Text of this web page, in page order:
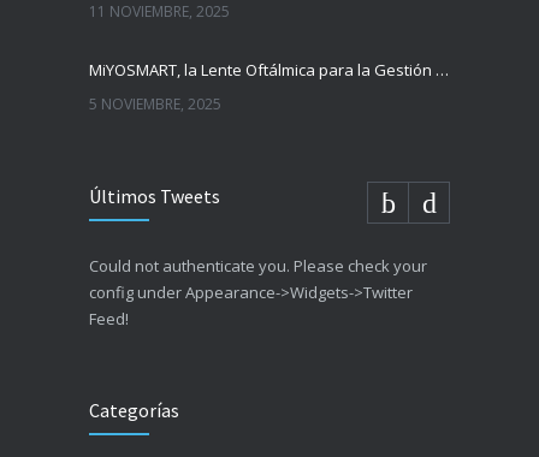
11 NOVIEMBRE, 2025
MiYOSMART, la Lente Oftálmica para la Gestión de la Miopía Infantil
5 NOVIEMBRE, 2025
Últimos Tweets
Could not authenticate you. Please check your
config under Appearance->Widgets->Twitter
Feed!
Categorías